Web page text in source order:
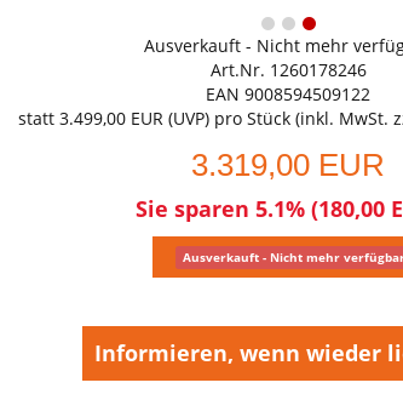
Ausverkauft - Nicht mehr
Art.Nr. 1260178246
EAN 9008594509122
statt 3.499,00 EUR(UVP) pro Stück (inkl. MwSt.
3.319,00 EUR
Sie sparen 5.1% (180,00
Ausverkauft - Nicht mehr
Informieren, wenn wieder